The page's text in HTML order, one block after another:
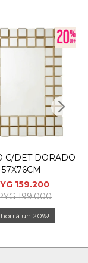
C/DET DORADO
57X76CM
159.200
199.000
20